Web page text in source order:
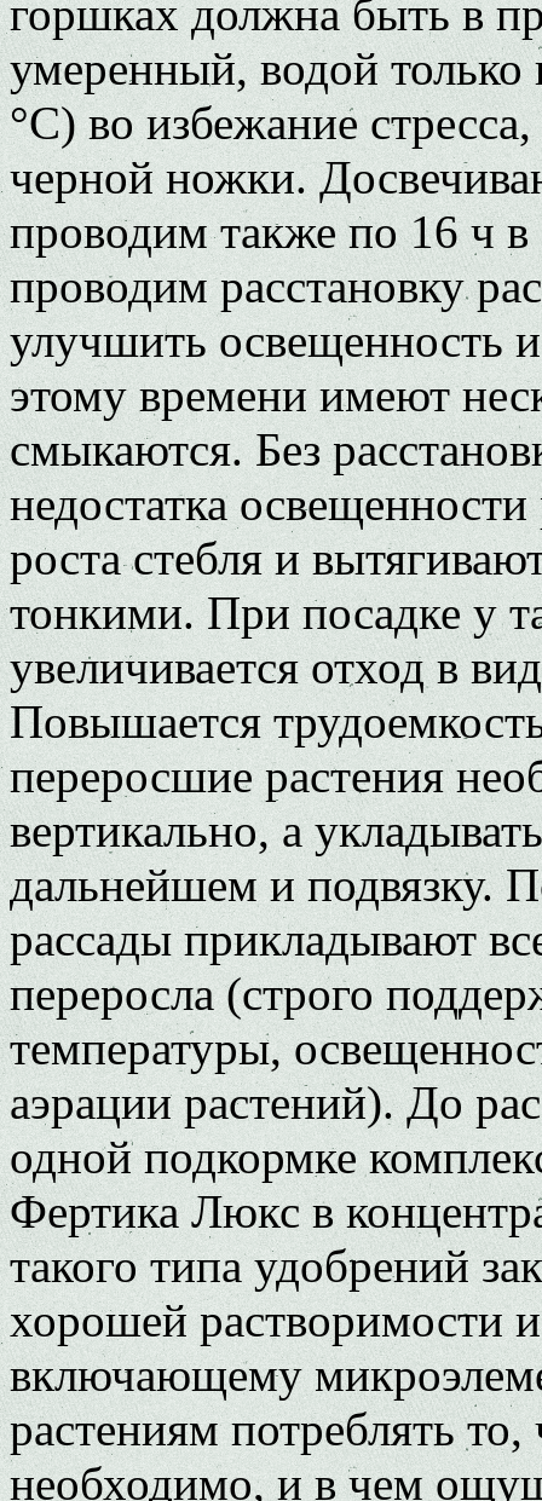
горшках должна быть в
умеренный, водой
°C) во избежание
черной ножки.
проводим также по 16 ч в
проводим расстановку
улучшить освещенность
этому времени имеют
смыкаются. Без
недостатка
роста стебля и
тонкими. При посадке у
увеличивается отход в
Повышается
переросшие растения
вертикально, а
дальнейшем и подвязку.
рассады прикладывают
переросла (строго
температуры,
аэрации растений). До
одной подкормке
Фертика Люкс в
такого типа удобрений
хорошей растворимости
включающему
растениям потреблять
необходимо, и в чем